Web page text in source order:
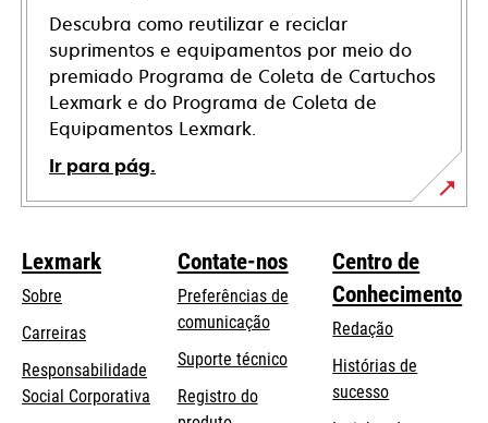
Descubra como reutilizar e reciclar
suprimentos e equipamentos por meio do
premiado Programa de Coleta de Cartuchos
Lexmark e do Programa de Coleta de
Equipamentos Lexmark.
Ir para pág.
Lexmark
Sobre
Carreiras
Responsabilidade
Social Corporativa opens
Contate-nos
Preferências de
comunicação
Suporte técnicoopens
Registro do
Centro de
Conhecimento
Redação
Histórias de
sucesso